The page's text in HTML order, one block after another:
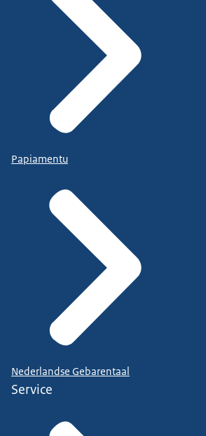
Papiamentu
Nederlandse Gebarentaal
Service